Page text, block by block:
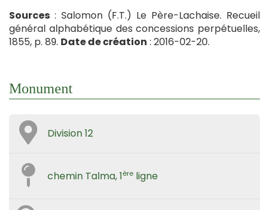
Sources : Salomon (F.T.) Le Père-Lachaise. Recueil
général alphabétique des concessions perpétuelles,
1855, p. 89. Date de création : 2016-02-20.
Monument
Division 12
chemin Talma, 1ère ligne